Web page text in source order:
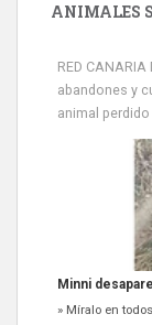
ANIMALES
RED
abandones y
animal
Leales.org »
Siami Perdida
Se llama